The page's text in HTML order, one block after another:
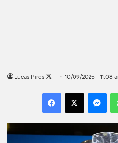
Lucas Pires
Follow
X
10/09/2025 - 11:08
Facebook
X